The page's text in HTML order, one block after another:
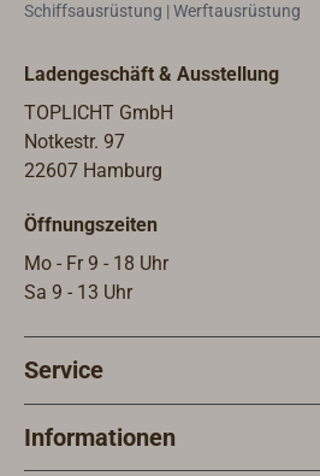
Schiffsausrüstung | Werftausrüstung
Ladengeschäft & Ausstellung
TOPLICHT GmbH
Notkestr. 97
22607 Hamburg
Öffnungszeiten
Mo - Fr 9 - 18 Uhr
Sa 9 - 13 Uhr
Service
Informationen